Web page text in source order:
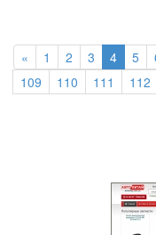
« 1 2 3 4 5
109
110 111 112